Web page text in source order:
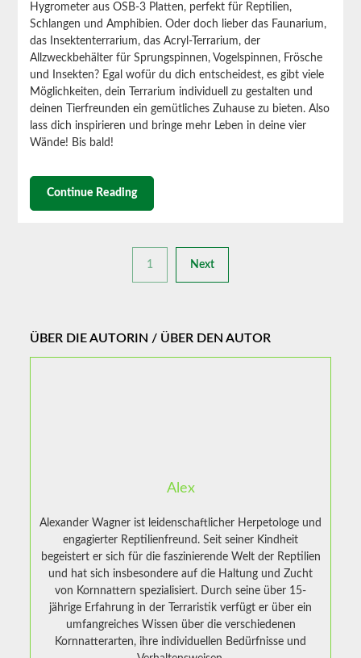
Hygrometer aus OSB-3 Platten, perfekt für Reptilien,
Schlangen und Amphibien. Oder doch lieber das Faunarium,
das Insektenterrarium, das Acryl-Terrarium, der
Allzweckbehälter für Sprungspinnen, Vogelspinnen, Frösche
und Insekten? Egal wofür du dich entscheidest, es gibt viele
Möglichkeiten, dein Terrarium individuell zu gestalten und
deinen Tierfreunden ein gemütliches Zuhause zu bieten. Also
lass dich inspirieren und bringe mehr Leben in deine vier
Wände! Bis bald!
Continue Reading
1 Next
ÜBER DIE AUTORIN / ÜBER DEN AUTOR
Alex
Alexander Wagner ist leidenschaftlicher Herpetologe und
engagierter Reptilienfreund. Seit seiner Kindheit
begeistert er sich für die faszinierende Welt der Reptilien
und hat sich insbesondere auf die Haltung und Zucht
von Kornnattern spezialisiert. Durch seine über 15-
jährige Erfahrung in der Terraristik verfügt er über ein
umfangreiches Wissen über die verschiedenen
Kornnatterarten, ihre individuellen Bedürfnisse und